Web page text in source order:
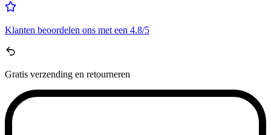
Klanten beoordelen ons met een 4.8/5
Gratis verzending en retourneren